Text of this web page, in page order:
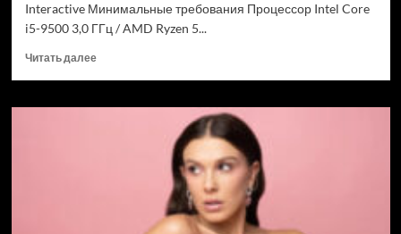
Interactive Минимальные требования Процессор Intel Core
i5-9500 3,0 ГГц / AMD Ryzen 5...
Читать далееПрочитать
007